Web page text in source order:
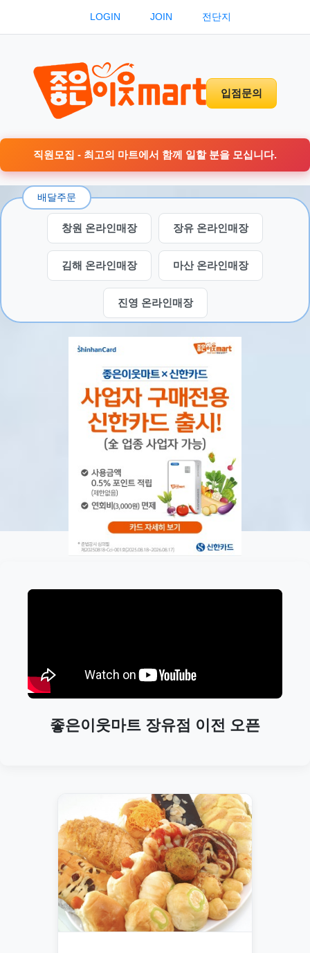
LOGIN JOIN 전단지
입점문의
직원모집 - 최고의 마트에서 함께 일할 분을 모십니다.
배달주문
창원 온라인매장 장유 온라인매장
김해 온라인매장 마산 온라인매장
진영 온라인매장
좋은이웃마트 장유점 이전 오픈